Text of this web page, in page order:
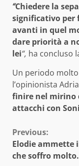
“Chiedere la
significativo per
avanti in quel
dare priorità a
lei“, ha concluso
Un periodo
l’opinionista
finire nel mirino
attacchi con
Continue
Reading
Previous:
Elodie ammette
che soffro